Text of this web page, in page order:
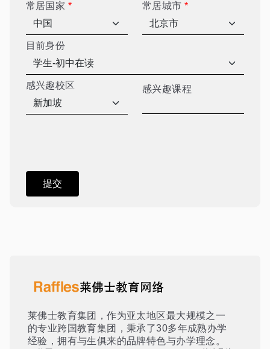
常居国家 * 常居城市*
目前身份
感兴趣校区 感兴趣课程
莱佛士教育集团，作为亚太地区最大规模之一
的专业跨国教育集团，秉承了30多年成熟办学
经验，拥有与生俱来的品牌特色与办学理念。